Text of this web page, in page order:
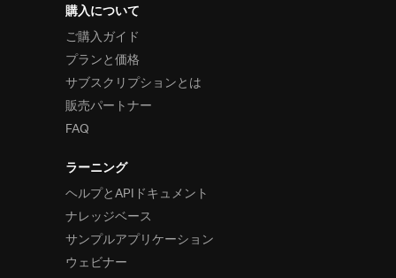
購入について
ご購入ガイド
プランと価格
サブスクリプションとは
販売パートナー
FAQ
ラーニング
ヘルプとAPIドキュメント
ナレッジベース
サンプルアプリケーション
ウェビナー